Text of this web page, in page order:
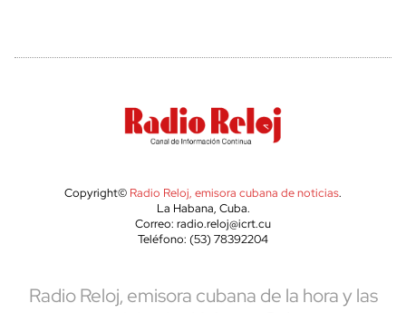
Copyright© Radio Reloj, emisora cubana de noticias.
La Habana, Cuba.
Correo: radio.reloj@icrt.cu
Teléfono: (53) 78392204
Radio Reloj, emisora cubana de la hora y las